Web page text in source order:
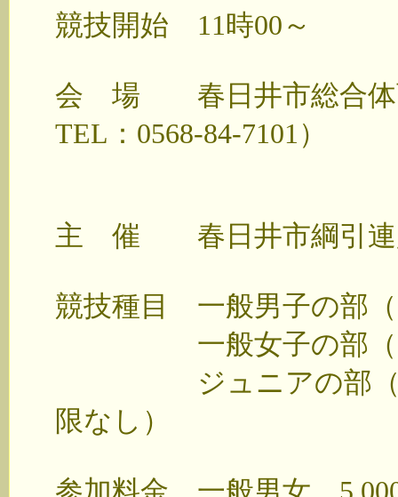
競技開始 11時00～
会 場 春日井市総合体
TEL：0568-84-7101）
主 催 春日井市綱引連
競技種目 一般男子の部（
一般女子の部（8人
ジュニアの部（小学
限なし）